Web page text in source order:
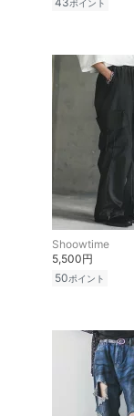
ポイント
Shoowtime
5,500円
50ポイント